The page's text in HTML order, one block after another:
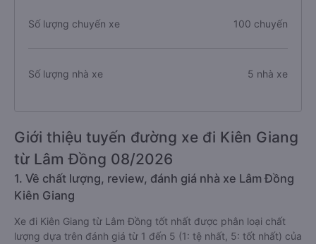
Số lượng chuyến xe 100 chuyến
Số lượng nhà xe 5 nhà xe
Giới thiệu tuyến đường xe đi Kiên Giang
từ Lâm Đồng 08/2026
1. Về chất lượng, review, đánh giá nhà xe Lâm Đồng
Kiên Giang
Xe đi Kiên Giang từ Lâm Đồng tốt nhất được phân loại chất
lượng dựa trên đánh giá từ 1 đến 5 (1: tệ nhất, 5: tốt nhất) của